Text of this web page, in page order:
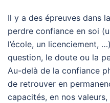
Il y a des épreuves dans
perdre confiance en soi
l’école, un licenciement,
question, le doute ou la
Au-delà de la confiance
de retrouver en
capacités, en nos